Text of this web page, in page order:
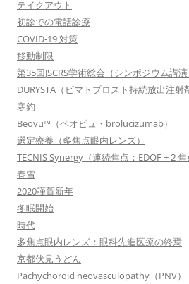
テイクアウト
初診での電話診療
COVID-19 対策
移動制限
第35回JSCRS学術総会（シンポジウム講演
DURYSTA（ビマトプロスト持続放出注射
寒釣
Beovu™（ベオビュ・brolucizumab）
選定療養（多焦点眼内レンズ）
TECNIS Synergy（連続焦点：EDOF +２
春雪
2020謹賀新年
冬眠開始
時代
多焦点眼内レンズ：眼科先進医療の終焉
京都伏見うどん
Pachychoroid neovasculopathy（PNV）